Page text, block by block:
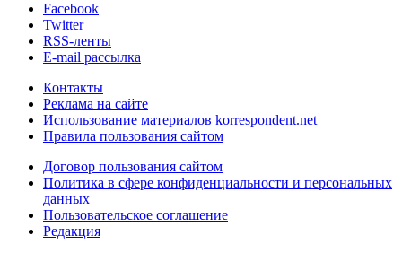
Facebook
Twitter
RSS-ленты
E-mail рассылка
Контакты
Реклама на сайте
Использование материалов korrespondent.net
Правила пользования сайтом
Договор пользования сайтом
Политика в сфере конфиденциальности и персональных
данных
Пользовательское соглашение
Редакция